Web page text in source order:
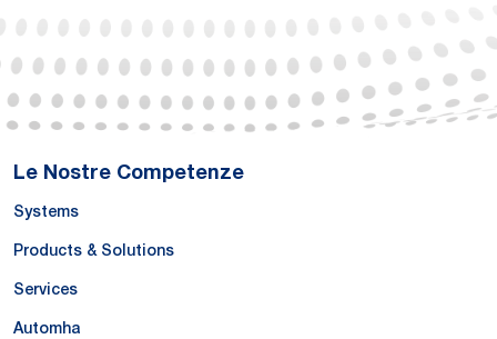
Le Nostre Competenze
Systems
Products & Solutions
Services
Automha